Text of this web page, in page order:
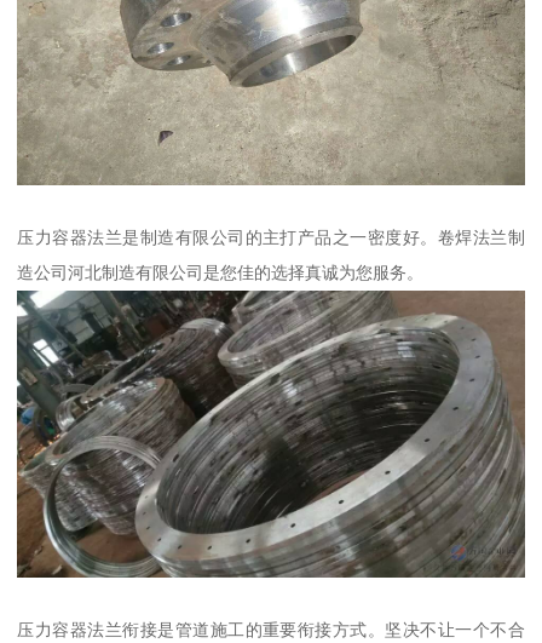
压力容器法兰是制造有限公司的主打产品之一密度好。卷焊法兰制
造公司河北制造有限公司是您佳的选择真诚为您服务。
压力容器法兰衔接是管道施工的重要衔接方式。坚决不让一个不合